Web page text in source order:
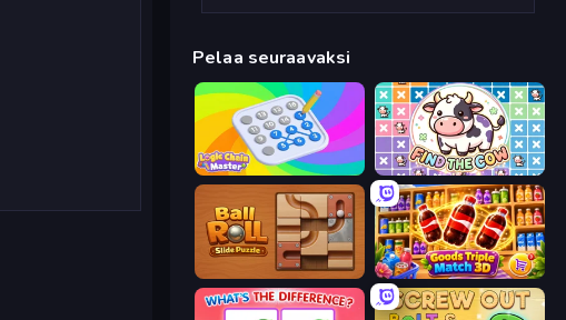
Pelaa seuraavaksi
Logic Chain Master Find The Cow
Goods Triple Match 3D